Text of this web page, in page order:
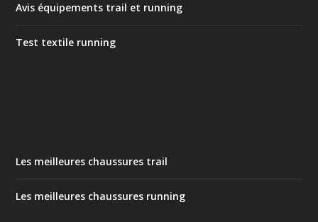
Avis équipements trail et running
Test textile running
Les meilleures chaussures trail
Les meilleures chaussures running